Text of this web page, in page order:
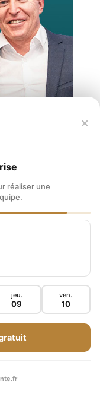
×
réaliser une
jeu.
09
ven.
10